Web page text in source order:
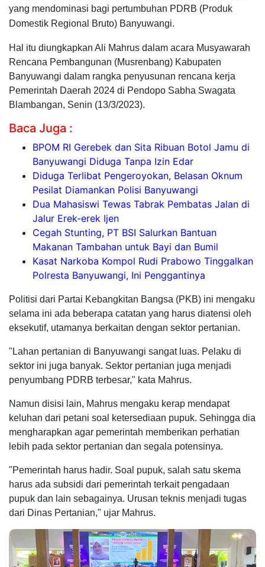
yang mendominasi bagi pertumbuhan PDRB (Produk
Domestik Regional Bruto) Banyuwangi.
Hal itu diungkapkan Ali Mahrus dalam acara Musyawarah
Rencana Pembangunan (Musrenbang) Kabupaten
Banyuwangi dalam rangka penyusunan rencana kerja
Pemerintah Daerah 2024 di Pendopo Sabha Swagata
Blambangan, Senin (13/3/2023).
Baca Juga :
BPOM RI Gerebek dan Sita Ribuan Botol Jamu di
Banyuwangi Diduga Tanpa Izin Edar
Diduga Terlibat Pengeroyokan, Belasan Oknum
Pesilat Diamankan Polisi Banyuwangi
Dua Mahasiswi Tewas Tabrak Pembatas Jalan di
Jalur Erek-erek Ijen
Cegah Stunting, PT BSI Salurkan Bantuan
Makanan Tambahan untuk Bayi dan Bumil
Kasat Narkoba Kompol Rudi Prabowo Tinggalkan
Polresta Banyuwangi, Ini Penggantinya
Politisi dari Partai Kebangkitan Bangsa (PKB) ini mengaku
selama ini ada beberapa catatan yang harus diatensi oleh
eksekutif, utamanya berkaitan dengan sektor pertanian.
"Lahan pertanian di Banyuwangi sangat luas. Pelaku di
sektor ini juga banyak. Sektor pertanian juga menjadi
penyumbang PDRB terbesar," kata Mahrus.
Namun disisi lain, Mahrus mengaku kerap mendapat
keluhan dari petani soal ketersediaan pupuk. Sehingga dia
mengharapkan agar pemerintah memberikan perhatian
lebih pada sektor pertanian dan segala potensinya.
"Pemerintah harus hadir. Soal pupuk, salah satu skema
harus ada subsidi dari pemerintah terkait pengadaan
pupuk dan lain sebagainya. Urusan teknis menjadi tugas
dari Dinas Pertanian," ujar Mahrus.